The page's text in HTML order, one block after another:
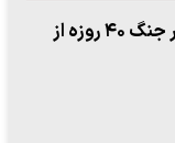
ببینید| ویدئویی جدید از لحظه زلزله ۷.۱ ریشتری